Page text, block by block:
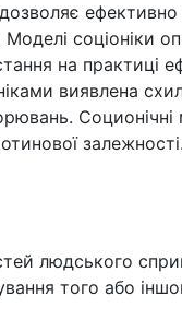
ефективно
Моделі соціоніки
на практиці
виявлена
залежності.
людського
того або